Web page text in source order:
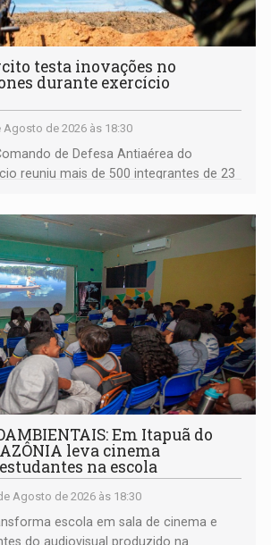
testa inovações no
durante exercício
Agosto de 2026 às 18:30
de Defesa Antiaérea do
reuniu mais de 500 integrantes de 23
Em Itapuã do
leva cinema
na escola
Agosto de 2026 às 18:30
escola em sala de cinema e
do audiovisual produzido na